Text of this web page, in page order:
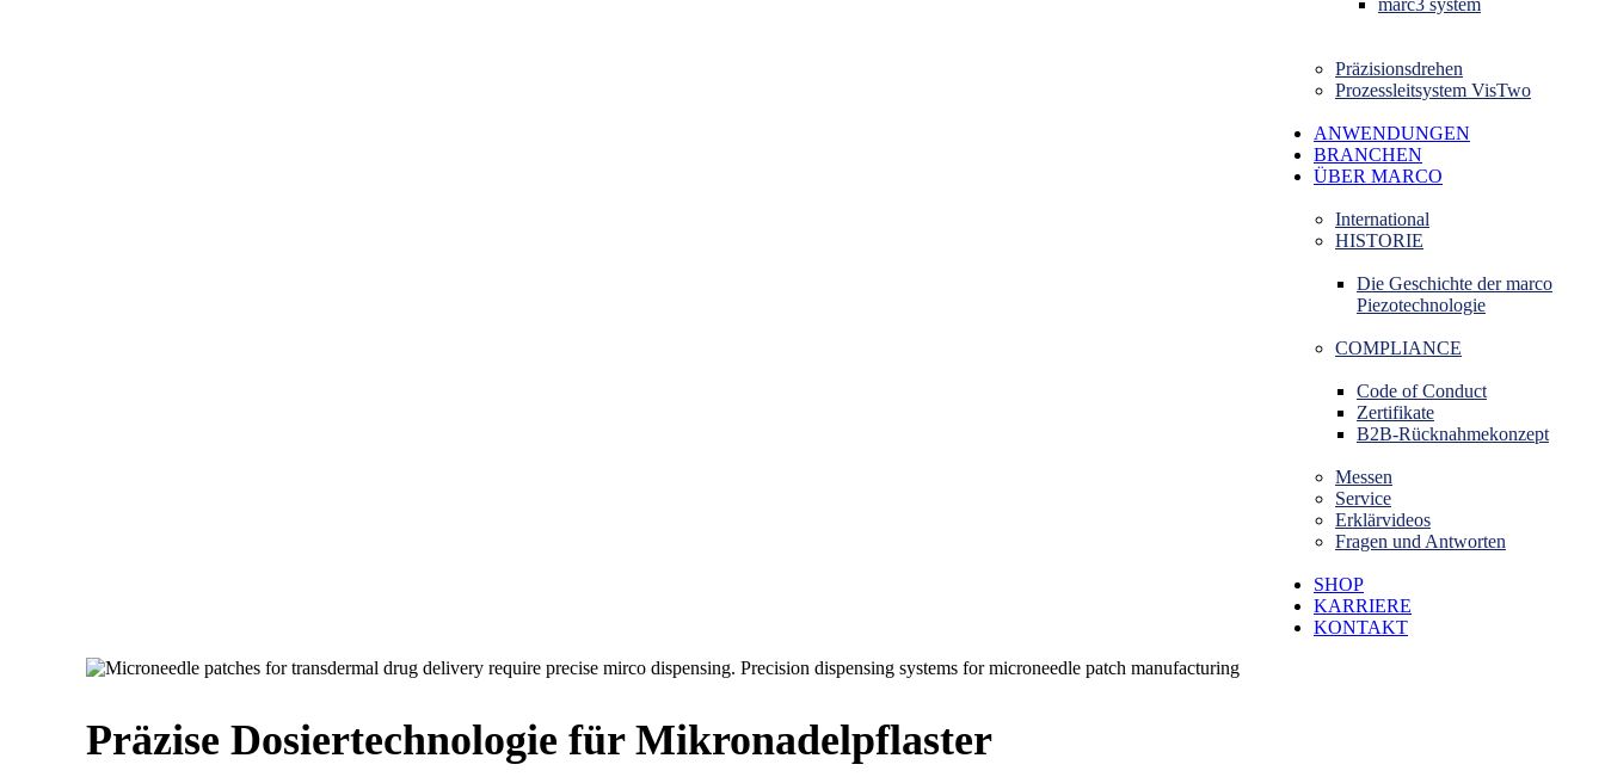
marc3 system
Präzisionsdrehen
Prozessleitsystem VisTwo
ANWENDUNGEN
BRANCHEN
ÜBER MARCO
International
HISTORIE
Die Geschichte der marco
Piezotechnologie
COMPLIANCE
Code of Conduct
Zertifikate
B2B-Rücknahmekonzept
Messen
Service
Erklärvideos
Fragen und Antworten
SHOP
KARRIERE
KONTAKT
Präzise Dosiertechnologie für Mikronadelpflaster